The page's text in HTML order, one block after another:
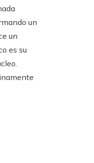
un
un
es su